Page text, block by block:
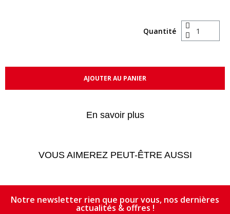
Quantité
AJOUTER AU PANIER
En savoir plus
VOUS AIMEREZ PEUT-ÊTRE AUSSI
Notre newsletter rien que pour vous, nos dernières
actualités & offres !